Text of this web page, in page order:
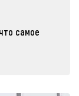
самое